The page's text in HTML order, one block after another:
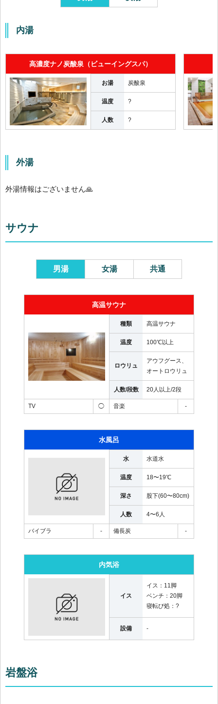
内湯
高濃度ナノ炭酸泉（ビューイングスパ）
お湯 炭酸泉
温度 ?
人数 ?
外湯
外湯情報はございません🙏
サウナ
男湯 女湯 共通
高温サウナ
種類 高温サウナ
温度 100℃以上
ロウリュ
アウフグース、
オートロウリュ
人数/段数 20人以上/2段
TV ◯ 音楽 -
水風呂
水 水道水
温度 18〜19℃
深さ 股下(60〜80cm)
人数 4〜6人
バイブラ - 備長炭 -
内気浴
イス
イス： 11脚
ベンチ： 20脚
寝転び処： ?
設備 -
岩盤浴